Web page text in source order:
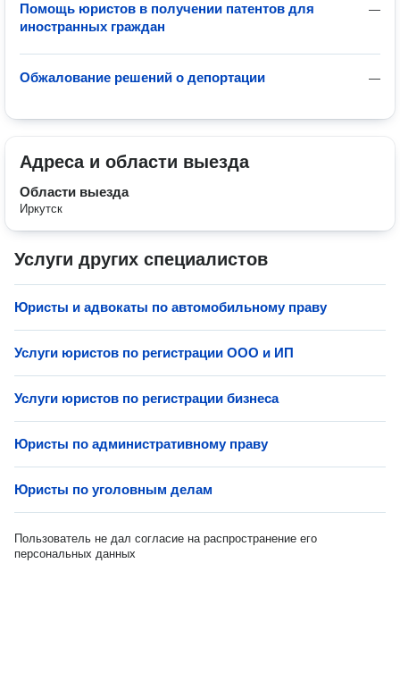
—
Помощь юристов в получении патентов для
иностранных граждан
—
Обжалование решений о депортации
Адреса и области выезда
Области выезда
Иркутск
Услуги других специалистов
Юристы и адвокаты по автомобильному праву
Услуги юристов по регистрации ООО и ИП
Услуги юристов по регистрации бизнеса
Юристы по административному праву
Юристы по уголовным делам
Пользователь не дал согласие на распространение его
персональных данных